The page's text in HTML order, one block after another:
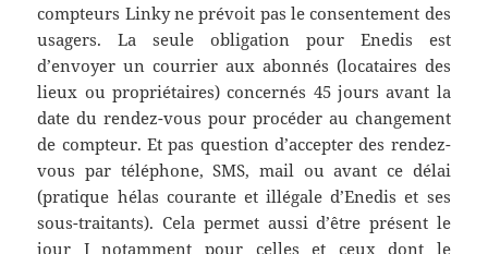
compteurs Linky ne prévoit pas le consentement des
usagers. La seule obligation pour Enedis est
d’envoyer un courrier aux abonnés (locataires des
lieux ou propriétaires) concernés 45 jours avant la
date du rendez-vous pour procéder au changement
de compteur. Et pas question d’accepter des rendez-
vous par téléphone, SMS, mail ou avant ce délai
(pratique hélas courante et illégale d’Enedis et ses
sous-traitants). Cela permet aussi d’être présent le
jour J notamment pour celles et ceux dont le